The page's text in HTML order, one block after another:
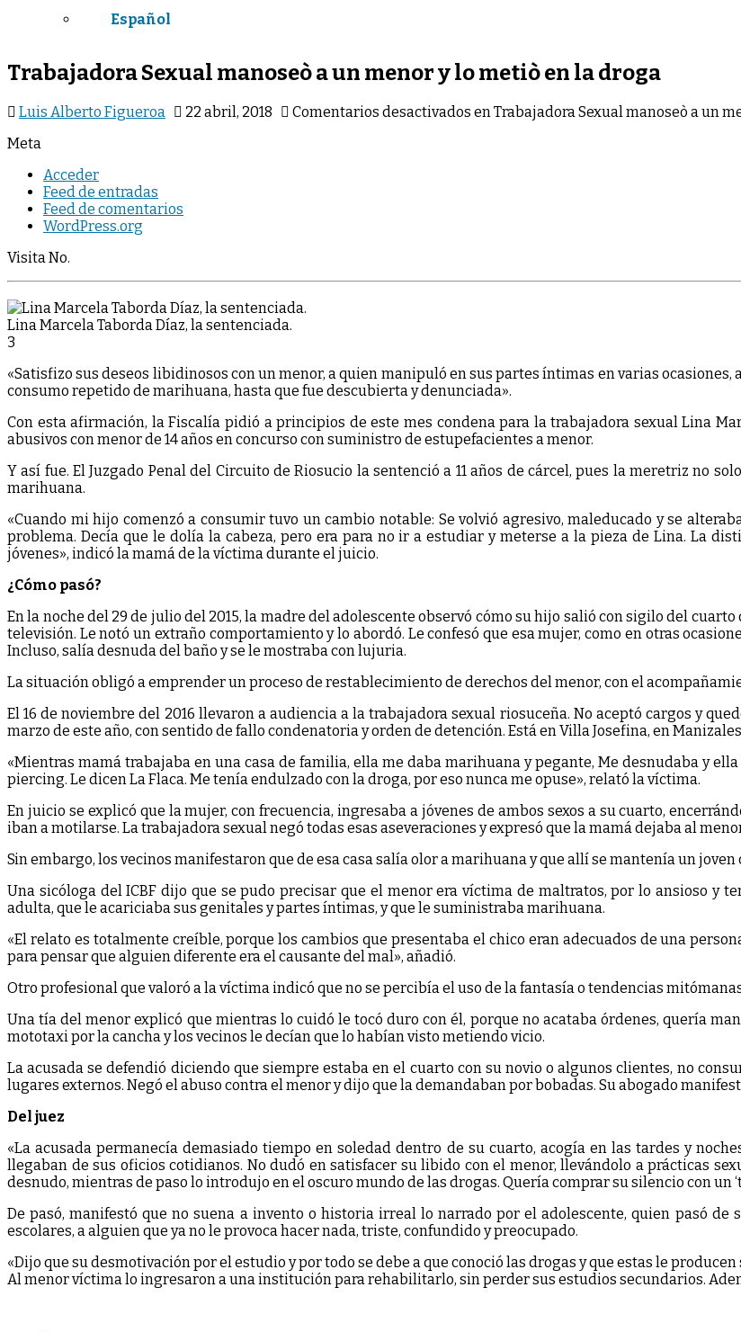
Español
Trabajadora Sexual manoseò a un menor y lo metiò en la droga
Luis Alberto Figueroa 22 abril, 2018 Comentarios desactivados en Trabajadora Sexual manoseò a un
Meta
Acceder
Feed de entradas
Feed de comentarios
WordPress.org
Visita No.
Lina Marcela Taborda Díaz, la sentenciada.
3
«Satisfizo sus deseos libidinosos con un menor, a quien manipuló en sus partes íntimas en varias
consumo repetido de marihuana, hasta que fue descubierta y denunciada».
Con esta afirmación, la Fiscalía pidió a principios de este mes condena para la trabajadora sexual Lina
abusivos con menor de 14 años en concurso con suministro de estupefacientes a menor.
Y así fue. El Juzgado Penal del Circuito de Riosucio la sentenció a 11 años de cárcel, pues la meretriz no
marihuana.
«Cuando mi hijo comenzó a consumir tuvo un cambio notable: Se volvió agresivo, maleducado y se
problema. Decía que le dolía la cabeza, pero era para no ir a estudiar y meterse a la pieza de Lina. La
jóvenes», indicó la mamá de la víctima durante el juicio.
¿Cómo pasó?
En la noche del 29 de julio del 2015, la madre del adolescente observó cómo su hijo salió con sigilo del
televisión. Le notó un extraño comportamiento y lo abordó. Le confesó que esa mujer, como en otras
Incluso, salía desnuda del baño y se le mostraba con lujuria.
La situación obligó a emprender un proceso de restablecimiento de derechos del menor, con el
El 16 de noviembre del 2016 llevaron a audiencia a la trabajadora sexual riosuceña. No aceptó cargos y
marzo de este año, con sentido de fallo condenatoria y orden de detención. Está en Villa Josefina, en
«Mientras mamá trabajaba en una casa de familia, ella me daba marihuana y pegante, Me desnudaba y
piercing. Le dicen La Flaca. Me tenía endulzado con la droga, por eso nunca me opuse», relató la víctima.
En juicio se explicó que la mujer, con frecuencia, ingresaba a jóvenes de ambos sexos a su cuarto,
iban a motilarse. La trabajadora sexual negó todas esas aseveraciones y expresó que la mamá dejaba al
Sin embargo, los vecinos manifestaron que de esa casa salía olor a marihuana y que allí se mantenía un
Una sicóloga del ICBF dijo que se pudo precisar que el menor era víctima de maltratos, por lo ansioso y
adulta, que le acariciaba sus genitales y partes íntimas, y que le suministraba marihuana.
«El relato es totalmente creíble, porque los cambios que presentaba el chico eran adecuados de una
para pensar que alguien diferente era el causante del mal», añadió.
Otro profesional que valoró a la víctima indicó que no se percibía el uso de la fantasía o tendencias
Una tía del menor explicó que mientras lo cuidó le tocó duro con él, porque no acataba órdenes, quería
mototaxi por la cancha y los vecinos le decían que lo habían visto metiendo vicio.
La acusada se defendió diciendo que siempre estaba en el cuarto con su novio o algunos clientes, no
lugares externos. Negó el abuso contra el menor y dijo que la demandaban por bobadas. Su abogado
Del juez
«La acusada permanecía demasiado tiempo en soledad dentro de su cuarto, acogía en las tardes y
llegaban de sus oficios cotidianos. No dudó en satisfacer su libido con el menor, llevándolo a prácticas
desnudo, mientras de paso lo introdujo en el oscuro mundo de las drogas. Quería comprar su silencio con un
De pasó, manifestó que no suena a invento o historia irreal lo narrado por el adolescente, quien pasó
escolares, a alguien que ya no le provoca hacer nada, triste, confundido y preocupado.
«Dijo que su desmotivación por el estudio y por todo se debe a que conoció las drogas y que estas le producen
Al menor víctima lo ingresaron a una institución para rehabilitarlo, sin perder sus estudios secundarios.